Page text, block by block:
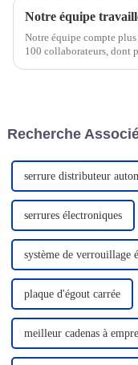
Notre équipe compte plus
100 collaborateurs, dont
s'agisse de commandes
Notre équipe
professionnelle.
Recherche
serrure distributeur
serrures électroniques
système de verrouillage
plaque d'égout carrée
meilleur cadenas à